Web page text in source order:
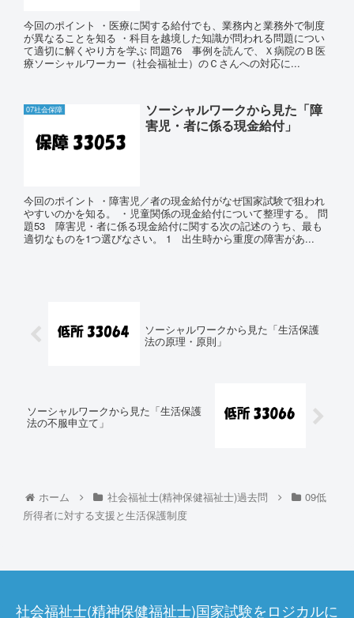
今回のポイント ・医療に関する給付でも、業務内と業務外で制度
が異なることを知る ・科目を越境した知識が問われる問題につい
て適切に解くやり方を学ぶ 問題76 事例を読んで、Ｘ病院のＢ医
療ソーシャルワーカー（社会福祉士）のＣさんへの対応に...
07社会保障
ソーシャルワークから見た「障
害児・者に係る現金給付」
今回のポイント ・障害児／者の現金給付がなぜ国家試験で狙われ
やすいのかを知る。 ・児童関係の現金給付について整理する。 問
題53 障害児・者に係る現金給付に関する次の記述のうち、最も
適切なものを1つ選びなさい。 1 出生時から重度の障害があ...
ソーシャルワークから見た「生活保護
法の原理・原則」
ソーシャルワークから見た「生活保護
法の不服申立て」
ホーム 社会福祉士(精神保健福祉士)過去問
09低
所得者に対する支援と生活保護制度
社会福祉士(精神保健福祉士)国家試験をロジカルに